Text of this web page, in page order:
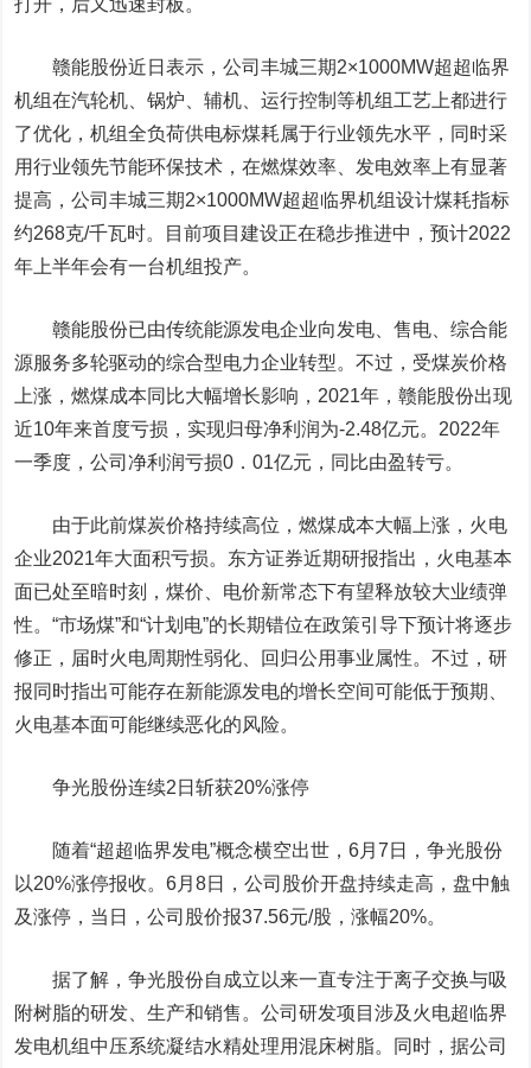
打开 ， 后又迅速封板。
赣能股份近日表示，公司丰城三期2×1000MW超超临界
机组在汽轮机、锅炉、辅机、运行控制等机组工艺上都进行
了优化，机组全负荷供电标煤耗属于行业领先水平，同时采
用行业领先节能环保技术，在燃煤效率、发电效率上有显著
提高，公司丰城三期2×1000MW超超临界机组设计煤耗指标
约268克/千瓦时。目前项目建设正在稳步推进中，预计2022
年上半年会有一台机组投产。
赣能股份已由传统能源发电企业向发电、售电、综合能
源服务多轮驱动的综合型电力企业转型。不过，受煤炭价格
上涨，燃煤成本同比大幅增长影响， 2021年，赣能股份出现
近10年来首度亏损，实现归母净利润为-2.48亿元。2022年
一季度，公司净利润亏损0 ．01亿元 ， 同比由盈转亏。
由于此前煤炭价格持续高位，燃煤成本大幅上涨，火电
企业2021年大面积亏损。 东方证券近期研报指出，火电基本
面已处至暗时刻，煤价、电价新常态下有望释放较大业绩弹
性。“市场煤”和“计划电”的长期错位在政策引导下预计将逐步
修正，届时火电周期性弱化、回归公用事业属性。不过，研
报同时指出可能存在新能源发电的增长空间可能低于预期、
火电基本面可能继续恶化的风险。
争光股份连续2 日斩获20%涨停
随着“超超临界发电”概念横空出世 ，6月7日，争光股份
以20%涨停报收。6月8日，公司股价开盘持续走高，盘中触
及涨停，当日，公司股价报37.56元/股 ，涨幅20%。
据了解 ，争光股份自成立以来一直专注于离子交换与吸
附树脂的研发、生产和销售。公司研发项目涉及火电超临界
发电机组中压系统凝结水精处理用混床树脂。同时，据公司